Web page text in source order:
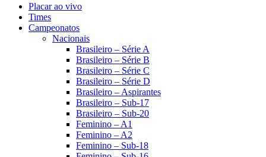
Placar ao vivo
Times
Campeonatos
Nacionais
Brasileiro – Série A
Brasileiro – Série B
Brasileiro – Série C
Brasileiro – Série D
Brasileiro – Aspirantes
Brasileiro – Sub-17
Brasileiro – Sub-20
Feminino – A1
Feminino – A2
Feminino – Sub-18